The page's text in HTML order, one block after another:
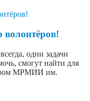
волонтёров!
одни задачи
смогут найти для
МРМИИ им.